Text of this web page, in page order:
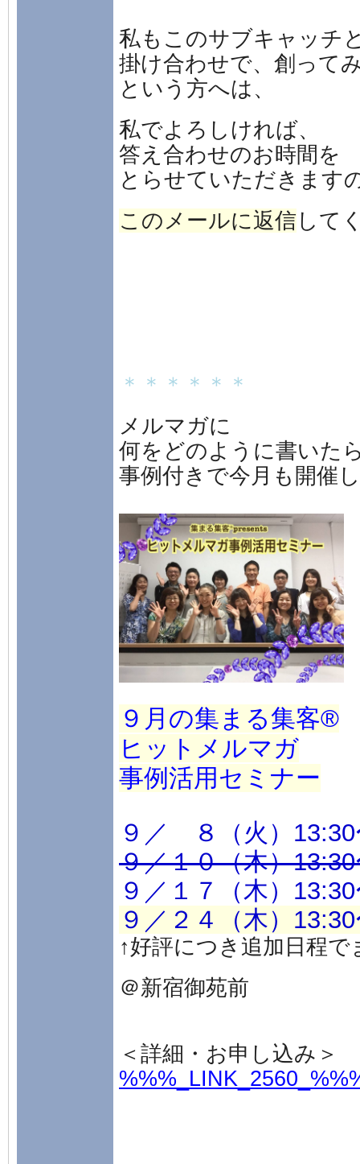
私もこのサブキャッチ
掛け合わせで、創って
という方へは、
私でよろしければ、
答え合わせのお時間を
とらせていただきます
このメールに返信 して
＊＊＊＊＊＊
メルマガに
何をどのように書いた
事例付きで今月も開催
９月の集まる集客®
ヒットメルマガ
事例活用セミナー
９／ ８（火）13:30
９／１０（木）
９／１７（木）
９／２４（木）
↑好評につき追加日程
＠新宿御苑前
＜詳細・お申し込み＞